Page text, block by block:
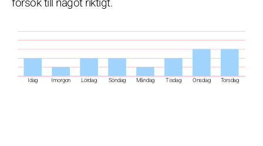
Idag Imorgon Lördag Söndag Måndag Tisdag Onsdag Torsdag